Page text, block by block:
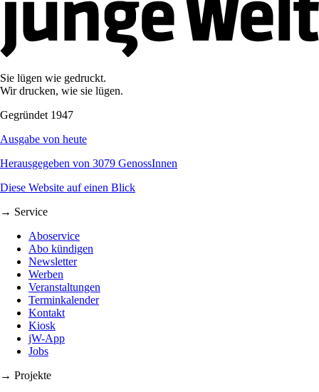
Sie lügen wie gedruckt.
Wir drucken, wie sie lügen.
Gegründet 1947
Ausgabe von heute
Herausgegeben von 3079 GenossInnen
Diese Website auf einen Blick
→ Service
Aboservice
Abo kündigen
Newsletter
Werben
Veranstaltungen
Terminkalender
Kontakt
Kiosk
jW-App
Jobs
→ Projekte